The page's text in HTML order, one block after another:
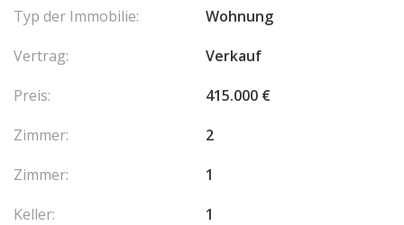
Typ der Immobilie:
Wohnung
Vertrag:
Verkauf
Preis:
415.000 €
Zimmer:
2
Zimmer:
1
Keller:
1